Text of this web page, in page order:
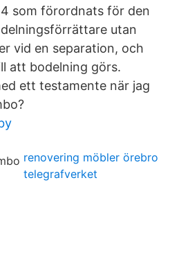
som förordnats för den
utan
vid en separation, och
att bodelning görs.
ett testamente när jag
renovering möbler örebro
telegrafverket